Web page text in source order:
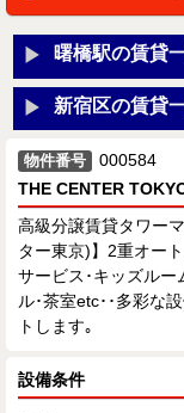
曙橋駅の賃貸
新宿区の賃貸
物件番号
000584
THE CENTER
高級分譲賃貸タワー
ター東京)】2重オー
サービス･キッズルー
ル･茶室etc･･多彩な
トします｡
設備条件